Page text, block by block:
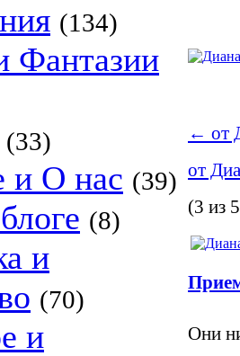
(134)
Фантазии
(33)
и О нас (39)
(8)
и
(70)
и
← от
от
(3 из
Они